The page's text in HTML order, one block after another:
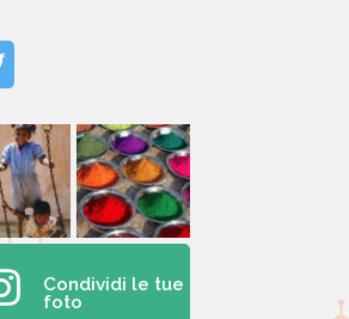
Condividi le tue
foto